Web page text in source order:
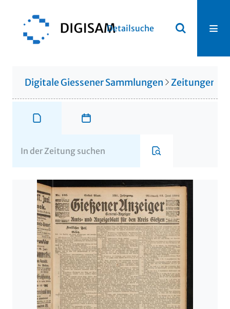
Detailsuche
Digitale Giessener Sammlungen Zeitungen